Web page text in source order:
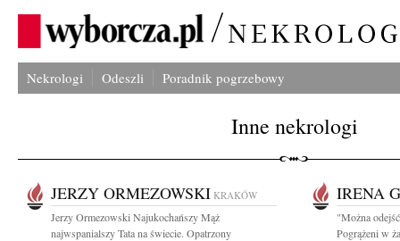
Nekrologi Odeszli Poradnik pogrzebowy
Inne nekrologi
JERZY ORMEZOWSKI KRAKÓW
Jerzy Ormezowski Najukochańszy Mąż
najwspanialszy Tata na świecie. Opatrzony
IRENA
"Można
Pogrążeni w